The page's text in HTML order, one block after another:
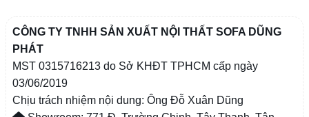
CÔNG TY TNHH SẢN XUẤT NỘI THẤT SOFA DŨNG
PHÁT
MST 0315716213 do Sở KHĐT TPHCM cấp ngày
03/06/2019
Chịu trách nhiệm nội dung: Ông Đỗ Xuân Dũng